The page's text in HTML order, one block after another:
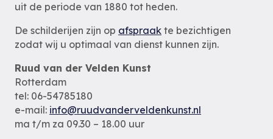
uit de periode van 1880 tot heden.
De schilderijen zijn op afspraak te bezichtigen
zodat wij u optimaal van dienst kunnen zijn.
Ruud van der Velden Kunst
Rotterdam
tel: 06-54785180
e-mail: info@ruudvanderveldenkunst.nl
ma t/m za 09.30 – 18.00 uur